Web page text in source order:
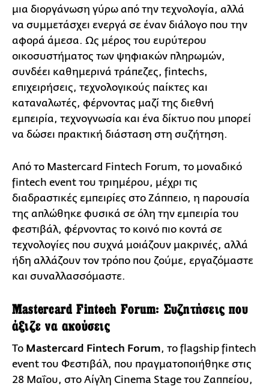
μια διοργάνωση γύρω από την τεχνολογία, αλλά
να συμμετάσχει ενεργά σε έναν διάλογο που την
αφορά άμεσα. Ως μέρος του ευρύτερου
οικοσυστήματος των ψηφιακών πληρωμών,
συνδέει καθημερινά τράπεζες, fintechs,
επιχειρήσεις, τεχνολογικούς παίκτες και
καταναλωτές, φέρνοντας μαζί της διεθνή
εμπειρία, τεχνογνωσία και ένα δίκτυο που μπορεί
να δώσει πρακτική διάσταση στη συζήτηση.
Από το Mastercard Fintech Forum, το μοναδικό
fintech event του τριημέρου, μέχρι τις
διαδραστικές εμπειρίες στο Ζάππειο, η παρουσία
της απλώθηκε φυσικά σε όλη την εμπειρία του
φεστιβάλ, φέρνοντας το κοινό πιο κοντά σε
τεχνολογίες που συχνά μοιάζουν μακρινές, αλλά
ήδη αλλάζουν τον τρόπο που ζούμε, εργαζόμαστε
και συναλλασσόμαστε.
Mastercard Fintech Forum: Συζητήσεις που
άξιζε να ακούσεις
Το Mastercard Fintech Forum, το flagship fintech
event του Φεστιβάλ, που πραγματοποιήθηκε στις
28 Μαΐου, στο Αίγλη Cinema Stage του Ζαππείου,